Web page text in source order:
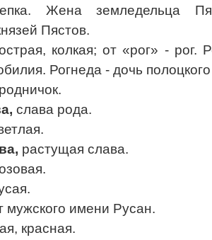
Жена земледельца
Пястов.
колкая; от «рог» - рог.
Рогнеда - дочь
родничок.
слава рода.
растущая слава.
мужского имени Русан.
красная.